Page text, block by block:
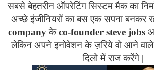
सबसे बेहतरीन ऑपरेटिंग सिस्टम मैक का
अच्छे इंजीनियरों का बस एक सपना बनकर
companyकेco-founder steve jobs
लेकिन अपने इनोवेशन के ज़रिये वो आने
दिलो में राज करेंगे |